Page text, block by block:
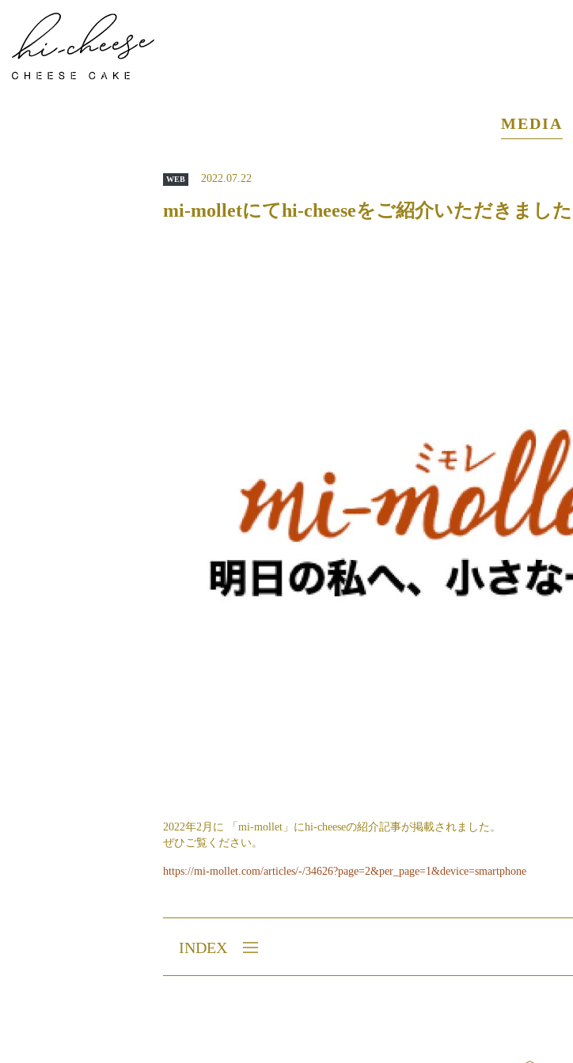
MEDIA
WEB 2022.07.22
mi-molletにてhi-cheeseをご紹介いただきました
2022年2月に 「mi-mollet」にhi-cheeseの紹介記事が掲載されました。
ぜひご覧ください。
https://mi-mollet.com/articles/-/34626?page=2&per_page=1&device=smartphone
INDEX